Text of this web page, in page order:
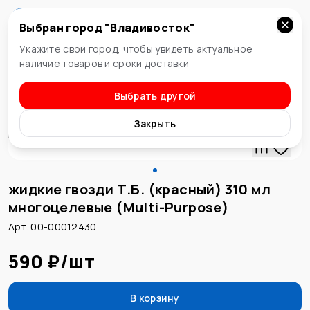
Владивосток
Выбран город "Владивосток"
Укажите свой город, чтобы увидеть актуальное
наличие товаров и сроки доставки
Выбрать другой
Закрыть
Жидкие гвозди
жидкие гвозди Т.Б. (красный) 310 мл
многоцелевые (Multi-Purpose)
Арт. 00-00012430
590 ₽/шт
В корзину